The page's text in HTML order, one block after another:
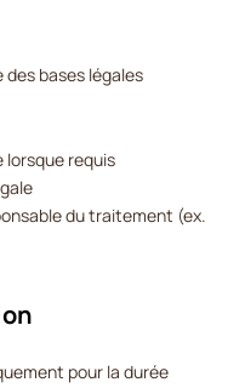
bases légales
requis
du traitement (ex.
pour la durée